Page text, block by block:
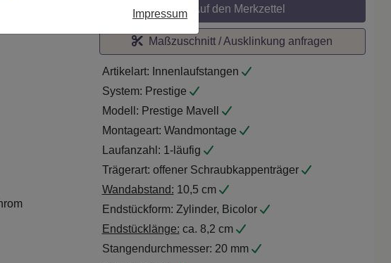
Auf den Merkzettel
Maßzuschnitt / Ausklinkung anfragen
Artikelart: Innenlaufstangen
System: Prestige
Modell: Prestige Mavell
Montageart: Wandmontage
Laufanzahl: 1-läufig
Trägerart: offener Schraubkappenträger
Wandabstand: 10,5 cm
Endstückform: Zylinder, Bicolor
Endstücklänge: ca. 8,2 cm
Stangendurchmesser: 20 mm
Impressum